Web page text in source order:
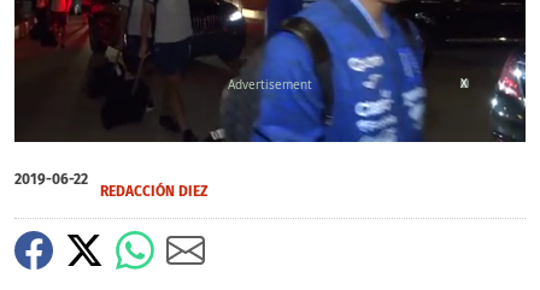
of
53
X
2019-06-22
REDACCIÓN DIEZ